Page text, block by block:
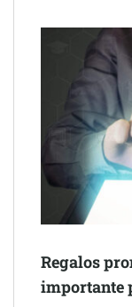
Schaeffler mejora
NOVA: innovación
mano de Tormo
Regalos
importante